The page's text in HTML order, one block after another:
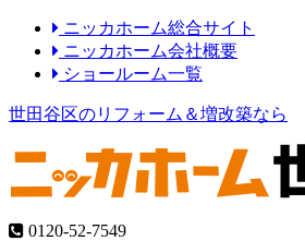
ニッカホーム総合サイト
ニッカホーム会社概要
ショールーム一覧
世田谷区のリフォーム＆増改築なら
0120-52-7549